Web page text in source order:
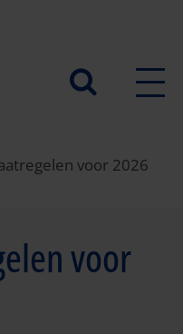
voor 2026
voor